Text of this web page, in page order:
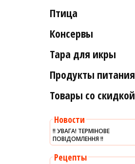
Морской коктейль
Морские ежи
Улитки
Устрицы
Икра вяленая
Рыба слабосоленая
Рыба холодного и
Птица
Индейка
Консервы
Тара для икры
Продукты питания
Оливковое масло
Уксус
Сыры
Соусы
Товары со скидкой
Новости
‼️ УВАГА! ТЕРМІНОВЕ
ПОВІДОМЛЕННЯ ‼️
Рецепты